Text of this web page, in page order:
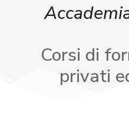
Corsi di
privati